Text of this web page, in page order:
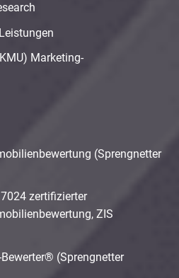
Marketing-
(Sprengnetter
zertifizierter
ZIS
(Sprengnetter